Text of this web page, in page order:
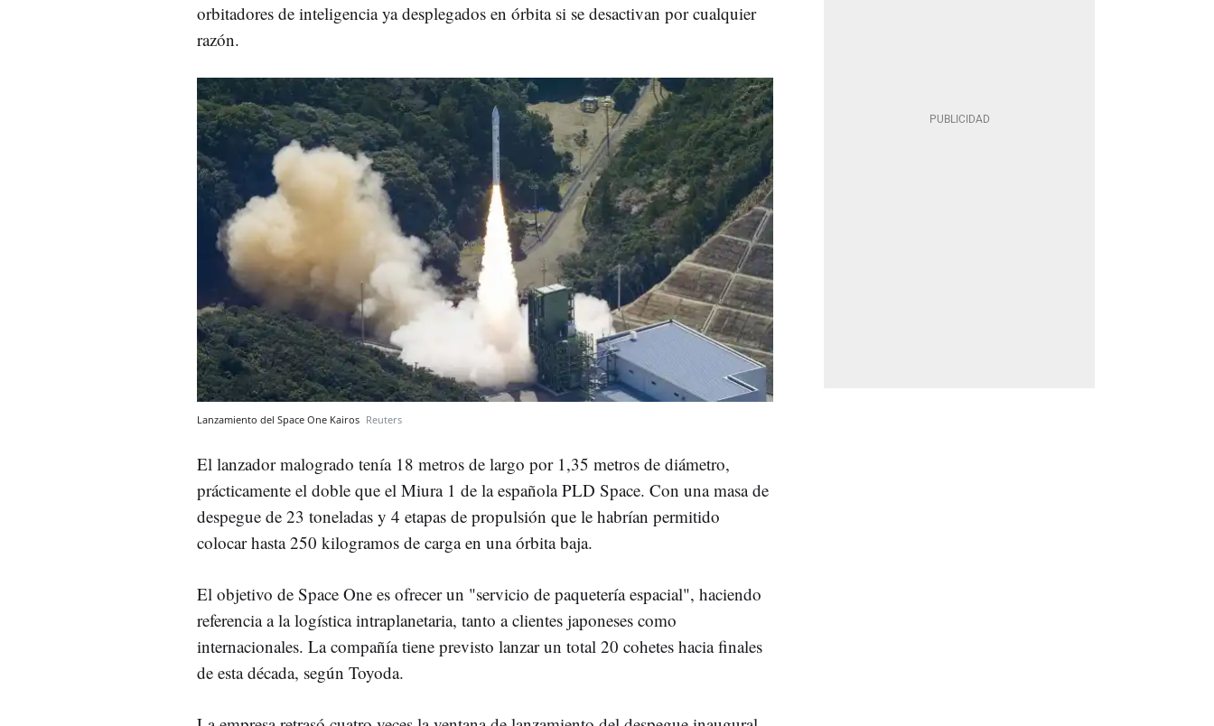
orbitadores de inteligencia ya desplegados en órbita si se desactivan por cualquier
razón.
Lanzamiento del Space One Kairos Reuters
El lanzador malogrado tenía 18 metros de largo por 1,35 metros de diámetro,
prácticamente el doble que el Miura 1 de la española PLD Space. Con una masa de
despegue de 23 toneladas y 4 etapas de propulsión que le habrían permitido
colocar hasta 250 kilogramos de carga en una órbita baja.
El objetivo de Space One es ofrecer un "servicio de paquetería espacial", haciendo
referencia a la logística intraplanetaria, tanto a clientes japoneses como
internacionales. La compañía tiene previsto lanzar un total 20 cohetes hacia finales
de esta década, según Toyoda.